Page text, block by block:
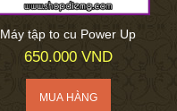
Máy tập to cu Power Up
650.000 VND